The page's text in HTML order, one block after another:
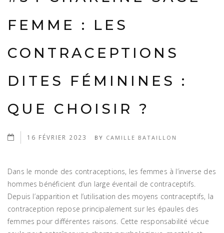
FEMME : LES
CONTRACEPTIONS
DITES FÉMININES :
QUE CHOISIR ?
16 FÉVRIER 2023 BY CAMILLE BATAILLON
Dans le monde des contraceptions, les femmes à l’inverse des
hommes bénéficient d’un large éventail de contraceptifs.
Depuis l’apparition et l’utilisation des moyens contraceptifs, la
contraception repose principalement sur les épaules des
femmes pour différentes raisons. Cette responsabilité vécue